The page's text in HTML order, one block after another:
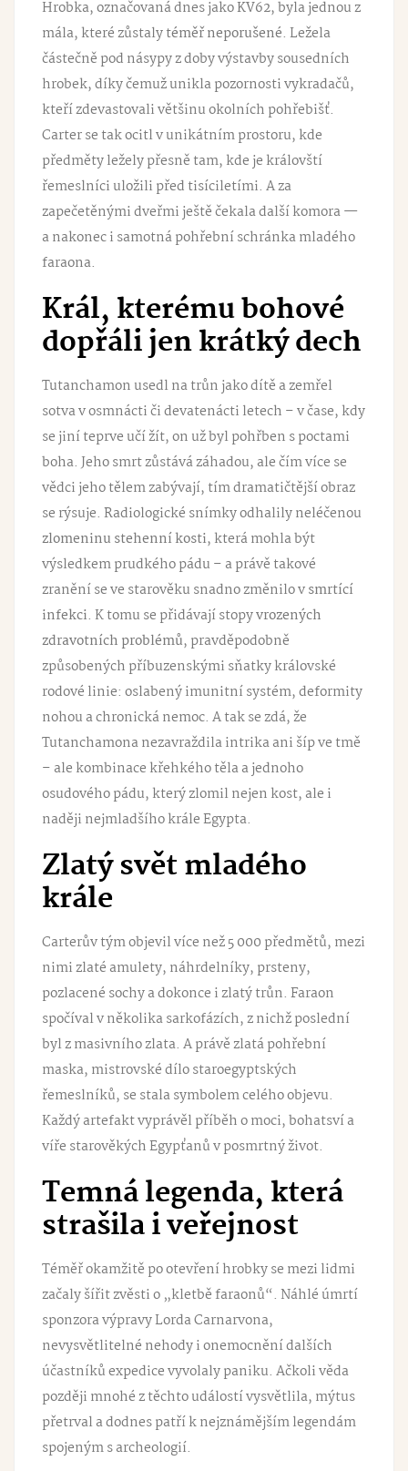
Hrobka, označovaná dnes jakoKV62, byla jednou z
mála, které zůstalytéměř neporušené. Ležela
částečně pod násypy z doby výstavby sousedních
hrobek, díky čemuž unikla pozornosti vykradačů,
kteří zdevastovali většinu okolních pohřebišť.
Carter se tak ocitl v unikátním prostoru, kde
předměty ležely přesně tam, kde je královští
řemeslníci uložili před tisíciletími. A za
zapečetěnými dveřmi ještě čekala další komora —
a nakonec i samotná pohřební schránka mladého
faraona.
Král, kterému bohové
dopřáli jen krátký dech
Tutanchamon usedl na trůn jako dítě a zemřel
sotva v osmnácti či devatenácti letech – v čase, kdy
se jiní teprve učí žít, on už byl pohřben s poctami
boha. Jeho smrt zůstává záhadou, ale čím více se
vědci jeho tělem zabývají, tím dramatičtější obraz
se rýsuje. Radiologické snímky odhalily neléčenou
zlomeninu stehenní kosti, která mohla být
výsledkem prudkého pádu – a právě takové
zranění se ve starověku snadno změnilo vsmrtící
infekci. K tomu se přidávají stopyvrozených
zdravotních problémů, pravděpodobně
způsobených příbuzenskými sňatky královské
rodové linie: oslabený imunitní systém, deformity
nohou a chronická nemoc. A tak se zdá, že
Tutanchamona nezavraždila intrika ani šíp ve tmě
– ale kombinace křehkého těla a jednoho
osudového pádu, který zlomil nejen kost, ale i
naději nejmladšího krále Egypta.
Zlatý svět mladého
krále
Carterův tým objevil více než 5 000 předmětů, mezi
nimi zlaté amulety, náhrdelníky, prsteny,
pozlacené sochy a dokonce i zlatý trůn. Faraon
spočíval v několika sarkofázích, z nichž poslední
byl z masivního zlata. A právě zlatá pohřební
maska, mistrovské dílo staroegyptských
řemeslníků, se stala symbolem celého objevu.
Každý artefakt vyprávěl příběh o moci, bohatsví a
víře starověkých Egypťanů v posmrtný život.
Temná legenda, která
strašila i veřejnost
Téměř okamžitě po otevření hrobky se mezi lidmi
začaly šířit zvěsti o „kletbě faraonů“. Náhlé úmrtí
sponzora výpravy Lorda Carnarvona,
nevysvětlitelné nehody i onemocnění dalších
účastníků expedice vyvolaly paniku. Ačkoli věda
později mnohé z těchto událostí vysvětlila, mýtus
přetrval a dodnes patří k nejznámějším legendám
spojeným s archeologií.